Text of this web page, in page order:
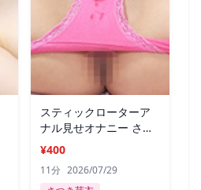
スティックローターア
ナル見せオナニー さつ
き芽衣
¥400
11分 2026/07/29